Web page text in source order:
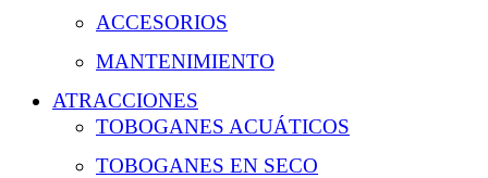
ACCESORIOS
MANTENIMIENTO
ATRACCIONES
TOBOGANES ACUÁTICOS
TOBOGANES EN SECO